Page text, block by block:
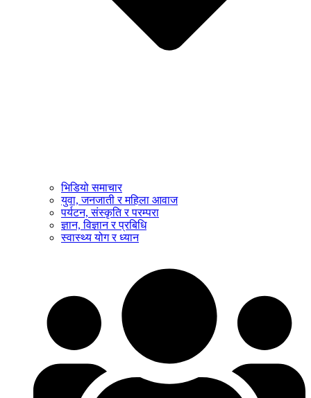
भिडियो समाचार
युवा, जनजाती र महिला आवाज
पर्यटन, संस्कृति र परम्परा
ज्ञान, विज्ञान र प्रबिधि
स्वास्थ्य योग र ध्यान